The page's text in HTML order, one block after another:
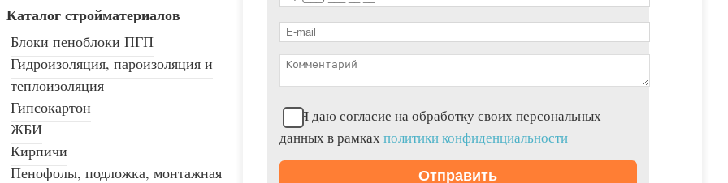
Каталог стройматериалов
Блоки пеноблоки ПГП
Гидроизоляция, пароизоляция и
теплоизоляция
Гипсокартон
ЖБИ
Кирпичи
Пенофолы, подложка, монтажная
Я даю согласие на обработку своих персональных
данных в рамках политики конфиденциальности